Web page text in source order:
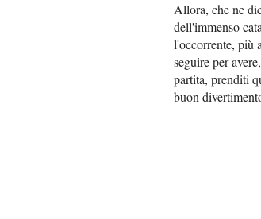
Allora, che ne
dell'immenso
l'occorrente, più
seguire per
partita, prenditi
buon